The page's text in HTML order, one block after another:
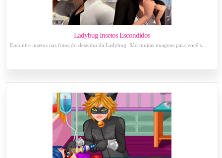
Ladybug Insetos Escondidos
Encontre insetos nas fotos do desenho da Ladybug. São muitas imagens para você s...